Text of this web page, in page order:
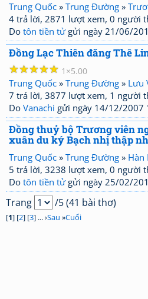
Trung Quốc » Trung Đường »
4 trả lời, 2871 lượt xem, 0 người
Do tôn tiền tửgửi ngày 21/06/
Đồng Lạc Thiên đăng Thê
☆
☆
☆
☆
☆ 1 5.00
Trung Quốc » Trung Đường » Lưu
7 trả lời, 3877 lượt xem, 1 người
Do Vanachi gửi ngày 14/12/2007
Đồng thuỷ bộ Trương viên
xuân du ký Bạch nhị thập
Trung Quốc » Trung Đường » Hàn
5 trả lời, 3238 lượt xem, 0 người
Do tôn tiền tửgửi ngày 25/02/
Trang /5 (41 bài thơ)
[1] [2] [3] ... ›Sau »Cuối